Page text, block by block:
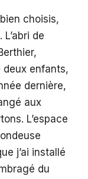
choisis,
de
deux enfants,
dernière,
aux
L’espace
j’ai installé
du